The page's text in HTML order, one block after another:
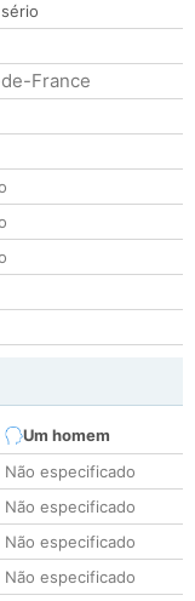
France
Um homem
Não especificado
Não especificado
Não especificado
Não especificado